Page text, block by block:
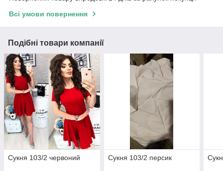
Всі умови повернення
Подібні товари компанії
Сукня 103/2 червоний Сукня 103/2 персик